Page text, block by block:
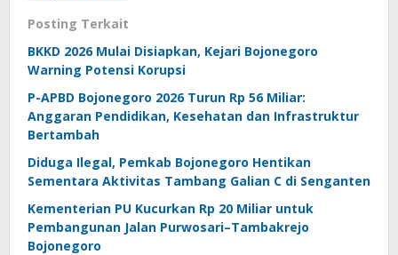
Posting Terkait
BKKD 2026 Mulai Disiapkan, Kejari Bojonegoro
Warning Potensi Korupsi
P-APBD Bojonegoro 2026 Turun Rp 56 Miliar:
Anggaran Pendidikan, Kesehatan dan Infrastruktur
Bertambah
Diduga Ilegal, Pemkab Bojonegoro Hentikan
Sementara Aktivitas Tambang Galian C di Senganten
Kementerian PU Kucurkan Rp 20 Miliar untuk
Pembangunan Jalan Purwosari–Tambakrejo
Bojonegoro